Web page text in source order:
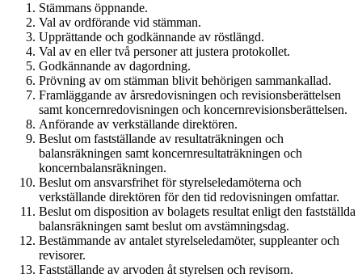
Stämmans öppnande.
Val av ordförande vid stämman.
Upprättande och godkännande av röstlängd.
Val av en eller två personer att justera protokollet.
Godkännande av dagordning.
Prövning av om stämman blivit behörigen sammankallad.
Framläggande av årsredovisningen och revisionsberättelsen
samt koncernredovisningen och koncernrevisionsberättelsen.
Anförande av verkställande direktören.
Beslut om fastställande av resultaträkningen och
balansräkningen samt koncernresultaträkningen och
koncernbalansräkningen.
Beslut om ansvarsfrihet för styrelseledamöterna och
verkställande direktören för den tid redovisningen omfattar.
Beslut om disposition av bolagets resultat enligt den fastställda
balansräk­ningen samt beslut om avstämningsdag.
Bestämmande av antalet styrelseledamöter, suppleanter och
revisorer.
Fastställande av arvoden åt styrelsen och revisorn.